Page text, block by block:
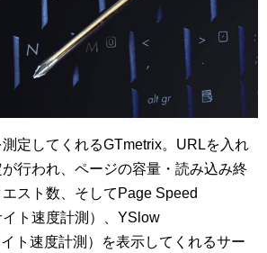
定してくれるGTmetrix。URLを入れ
行われ、ページの容量・読み込み終
スト数、そしてPage Speed
ト速度計測）、YSlow
ト速度計測）を表示してくれるサー